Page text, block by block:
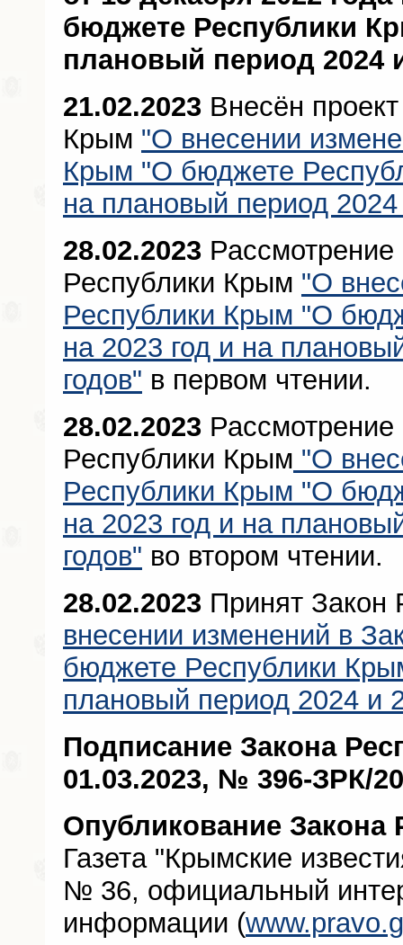
бюджете Республики
плановый период 2024
21.02.2023 Внесён
Крым "О внесении
Крым "О бюджете
на плановый период 2024
28.02.2023 Рассмотрение
Республики Крым "О
Республики Крым "О
на 2023 год и на
годов" в первом чтении.
28.02.2023 Рассмотрение
Республики Крым "О
Республики Крым "О
на 2023 год и на
годов" во втором чтении.
28.02.2023 Принят Закон
внесении изменений в
бюджете Республики
плановый период 2024 и
Подписание Закона
01.03.2023, № 396-ЗРК/
Опубликование
Газета "Крымские
№ 36, официальный
информации (